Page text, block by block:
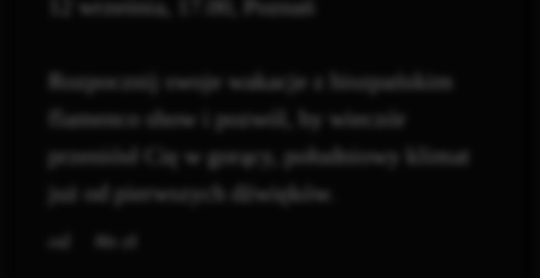
12 września, 17.00, Poznań
Rozpocznij swoje wakacje z hiszpańskim
flamenco show i pozwól, by wieczór
przeniósł Cię w gorący, południowy klimat
już od pierwszych dźwięków.